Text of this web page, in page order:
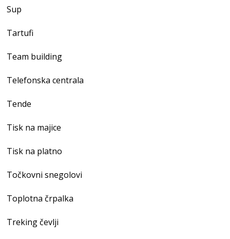
Sup
Tartufi
Team building
Telefonska centrala
Tende
Tisk na majice
Tisk na platno
Točkovni snegolovi
Toplotna črpalka
Treking čevlji